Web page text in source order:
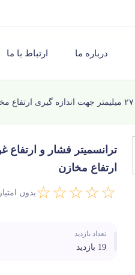
درباره ما ارتباط با ما
ارتفاع مخازن
☆☆☆☆☆ بدون امتیاز
تعداد بازدید
19 بازدید